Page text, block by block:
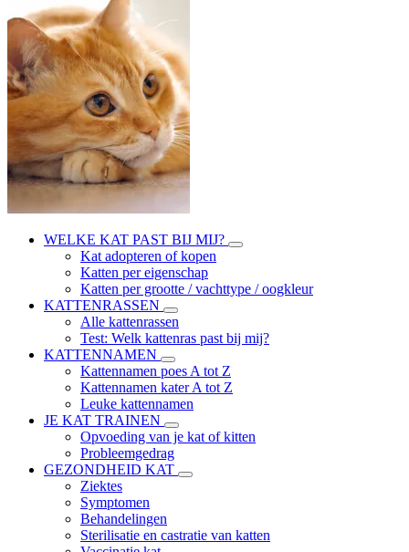
WELKE KAT PAST BIJ MIJ?
Kat adopteren of kopen
Katten per eigenschap
Katten per grootte / vachttype / oogkleur
KATTENRASSEN
Alle kattenrassen
Test: Welk kattenras past bij mij?
KATTENNAMEN
Kattennamen poes A tot Z
Kattennamen kater A tot Z
Leuke kattennamen
JE KAT TRAINEN
Opvoeding van je kat of kitten
Probleemgedrag
GEZONDHEID KAT
Ziektes
Symptomen
Behandelingen
Sterilisatie en castratie van katten